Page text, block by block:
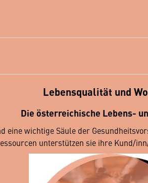
Lebensqualität und
Die österreichische Lebens-
eine wichtige Säule der
unterstützen sie ihre Kund/